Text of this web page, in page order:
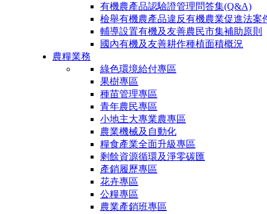
有機農產品認驗證管理問答集(Q&A)
檢舉有機農產品違反有機農業促進法案
輔導設置有機及友善農民市集補助原則
國內有機及友善耕作種植面積概況
農糧業務
綠色環境給付專區
果樹專區
種苗管理專區
青年農民專區
小地主大專業農專區
農業機械及自動化
糧食產業全面升級專區
剩餘資源循環及淨零碳匯
產銷履歷專區
花卉專區
公糧專區
農業產銷班專區